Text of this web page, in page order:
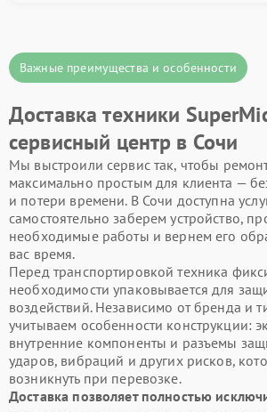
Важные преимущества и особенности
Доставка техники
сервисный центр в Сочи
Мы выстроили сервис так, чтобы
максимально простым для клиента —
и потери времени. В Сочи доступна
самостоятельно заберем устройство,
необходимые работы и вернем его
вас время.
Перед транспортировкой техника
необходимости упаковывается для
воздействий. Независимо от бренда и
учитываем особенности конструкции:
внутренние компоненты и разъемы
ударов, вибраций и других рисков,
возникнуть при перевозке.
Доставка позволяет полностью